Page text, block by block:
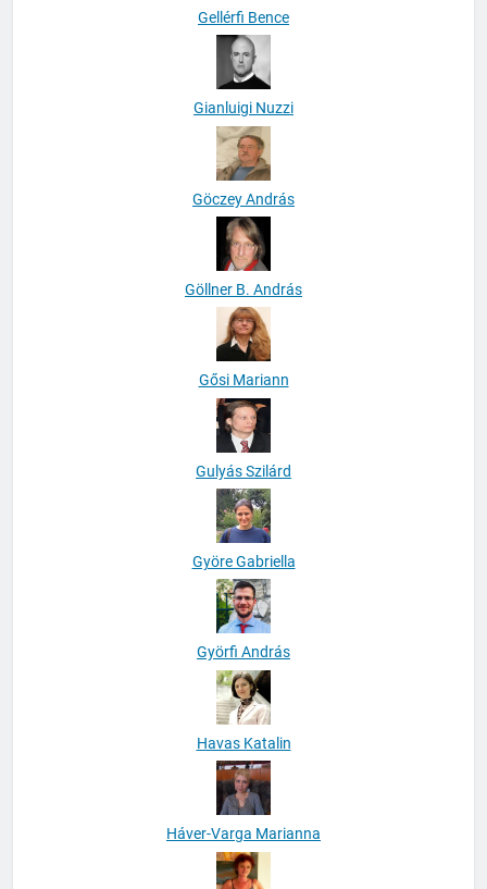
Gellérfi Bence
Gianluigi Nuzzi
Göczey András
Göllner B. András
Gősi Mariann
Gulyás Szilárd
Györe Gabriella
Györfi András
Havas Katalin
Háver-Varga Marianna